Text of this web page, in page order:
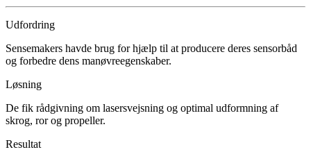
Udfordring
Sensemakers havde brug for hjælp til at producere deres sensorbåd
og forbedre dens manøvreegenskaber.
Løsning
De fik rådgivning om lasersvejsning og optimal udformning af
skrog, ror og propeller.
Resultat